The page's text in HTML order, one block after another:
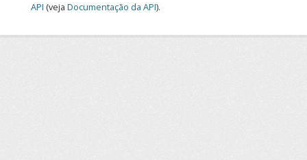
API (veja Documentação da API).